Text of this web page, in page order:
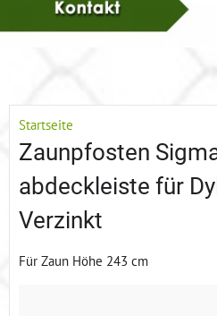
Startseite
Zaunpfosten
abdeckleiste für
Verzinkt
Für Zaun Höhe 243 cm